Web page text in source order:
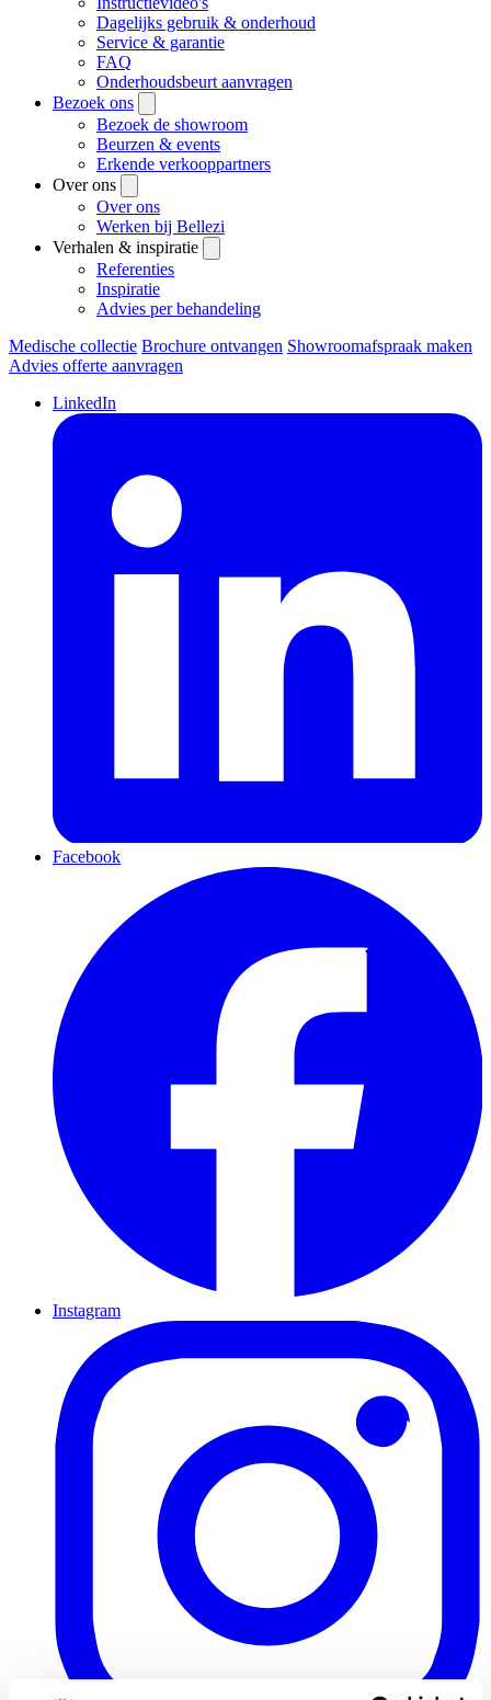
Dagelijks gebruik & onderhoud
Service & garantie
FAQ
Onderhoudsbeurt aanvragen
Bezoek ons
Bezoek de showroom
Beurzen & events
Erkende verkooppartners
Over ons
Over ons
Werken bij Bellezi
Verhalen & inspiratie
Referenties
Inspiratie
Advies per behandeling
Medische collectie Brochure ontvangen Showroomafspraak maken
Advies offerte aanvragen
LinkedIn
Facebook
Instagram